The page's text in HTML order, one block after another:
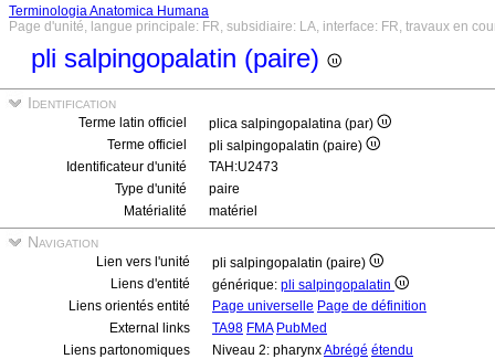
Terminologia Anatomica Humana
Page d'unité, langue principale: FR, subsidiaire: LA, interface: FR, travaux en
pli salpingopalatin (paire)
Identification
Terme latin officiel
plica salpingopalatina (par)
Terme officiel
pli salpingopalatin (paire)
Identificateur d'unité
TAH:U2473
Type d'unité
paire
Matérialité
matériel
Navigation
Lien vers l'unité
pli salpingopalatin (paire)
Liens d'entité
générique: pli salpingopalatin
Liens orientés entité
Page universelle Page de définition
External links
TA98 FMA PubMed
Liens partonomiques
Niveau 2: pharynxAbrégé étendu